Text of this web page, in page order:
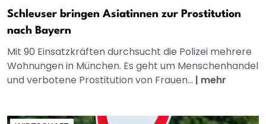
Schleuser bringen Asiatinnen zur Prostitution
nach Bayern
Mit 90 Einsatzkräften durchsucht die Polizei mehrere
Wohnungen in München. Es geht um Menschenhandel
und verbotene Prostitution von Frauen... | mehr